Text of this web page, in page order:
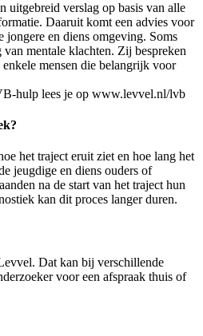
uitgebreid verslag op basis van alle
Daaruit komt een advies voor
en diens omgeving. Soms
mentale klachten. Zij bespreken
mensen die belangrijk voor
hulp lees je op www.levvel.nl/lvb
het traject eruit ziet en hoe lang het
jeugdige en diens ouders of
na de start van het traject hun
kan dit proces langer duren.
Dat kan bij verschillende
voor een afspraak thuis of